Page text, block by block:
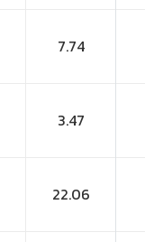
7.74
3.47
22.06